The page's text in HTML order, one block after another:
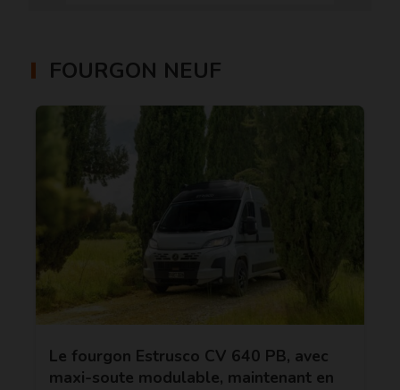
FOURGON NEUF
Le fourgon Estrusco CV 640 PB, avec
maxi-soute modulable, maintenant en